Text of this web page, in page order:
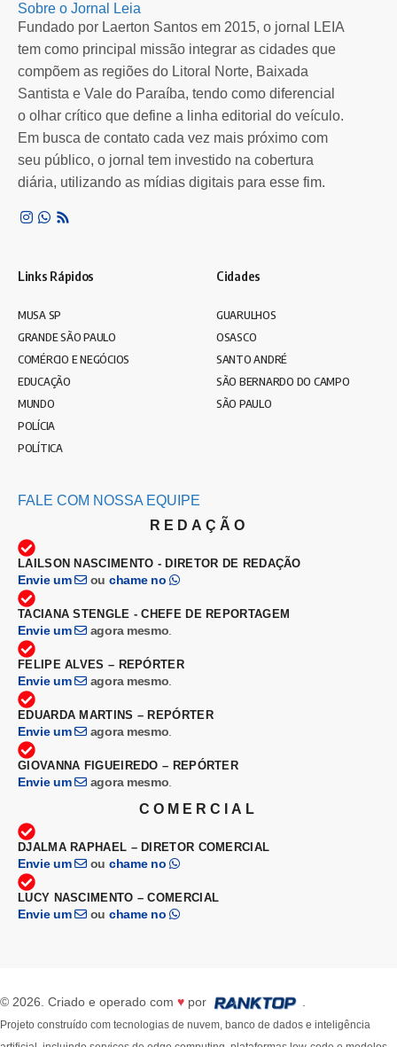
Sobre o Jornal Leia
Fundado por Laerton Santos em 2015, o jornal LEIA
tem como principal missão integrar as cidades que
compõem as regiões do Litoral Norte, Baixada
Santista e Vale do Paraíba, tendo como diferencial
o olhar crítico que define a linha editorial do veículo.
Em busca de contato cada vez mais próximo com
seu público, o jornal tem investido na cobertura
diária, utilizando as mídias digitais para esse fim.
Links Rápidos
MUSA SP
GRANDE SÃO PAULO
COMÉRCIO E NEGÓCIOS
EDUCAÇÃO
MUNDO
POLÍCIA
POLÍTICA
Cidades
GUARULHOS
OSASCO
SANTO ANDRÉ
SÃO BERNARDO DO CAMPO
SÃO PAULO
FALE COM NOSSA EQUIPE
REDAÇÃO
LAILSON NASCIMENTO - DIRETOR DE REDAÇÃO
Envie um ou chame no
TACIANA STENGLE - CHEFE DE REPORTAGEM
Envie um agora mesmo
FELIPE ALVES – REPÓRTER
Envie um agora mesmo
EDUARDA MARTINS – REPÓRTER
Envie um agora mesmo
GIOVANNA FIGUEIREDO – REPÓRTER
Envie um agora mesmo
COMERCIAL
DJALMA RAPHAEL – DIRETOR COMERCIAL
Envie um ou chame no
LUCY NASCIMENTO – COMERCIAL
Envie um ou chame no
© 2026. Criado e operado com ♥ por
Projeto construído com tecnologias de nuvem, banco de dados e inteligência